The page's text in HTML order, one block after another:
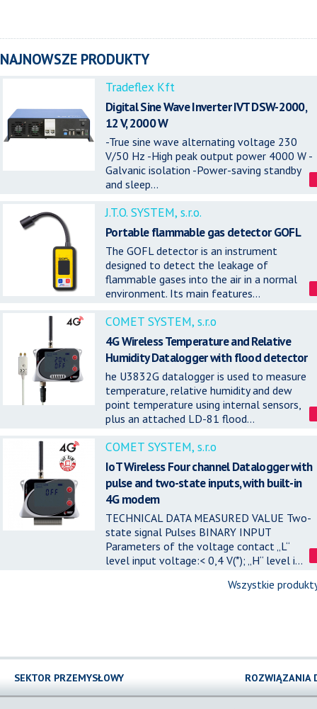
NAJNOWSZE PRODUKTY
Tradeflex Kft
Digital Sine Wave Inverter IVT DSW-2000,
12 V, 2000 W
-True sine wave alternating voltage 230
V/50 Hz -High peak output power 4000 W -
Galvanic isolation -Power-saving standby
and sleep...
J.T.O. SYSTEM, s.r.o.
Portable flammable gas detector GOFL
The GOFL detector is an instrument
designed to detect the leakage of
flammable gases into the air in a normal
environment. Its main features...
COMET SYSTEM, s.r.o
4G Wireless Temperature and Relative
Humidity Datalogger with flood detector
he U3832G datalogger is used to measure
temperature, relative humidity and dew
point temperature using internal sensors,
plus an attached LD-81 flood...
COMET SYSTEM, s.r.o
IoT Wireless Four channel Datalogger with
pulse and two-state inputs, with built-in
4G modem
TECHNICAL DATA MEASURED VALUE Two-
state signal Pulses BINARY INPUT
Parameters of the voltage contact „L“
level input voltage:< 0,4 V(*); „H“ level i...
Wszystkie
SEKTOR PRZEMYSŁOWY ROZWIĄZANIA